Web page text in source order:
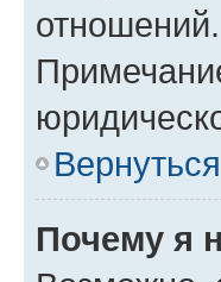
отношений.
Почему я